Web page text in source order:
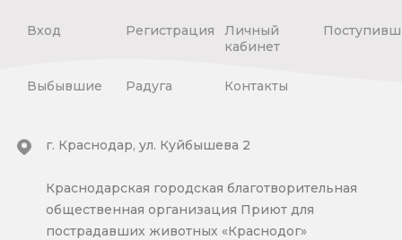
Вход Регистрация
Личный
кабинет
Выбывшие Радуга Контакты
г. Краснодар, ул. Куйбышева 2
Краснодарская городская благотворительная
общественная организация Приют для
пострадавших животных «Краснодог»